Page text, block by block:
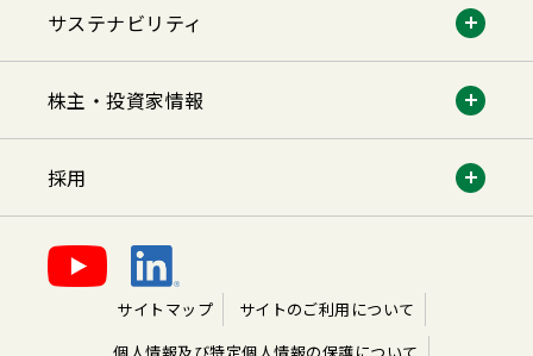
サステナビリティ
株主・投資家情報
採用
サイトマップ
サイトのご利用について